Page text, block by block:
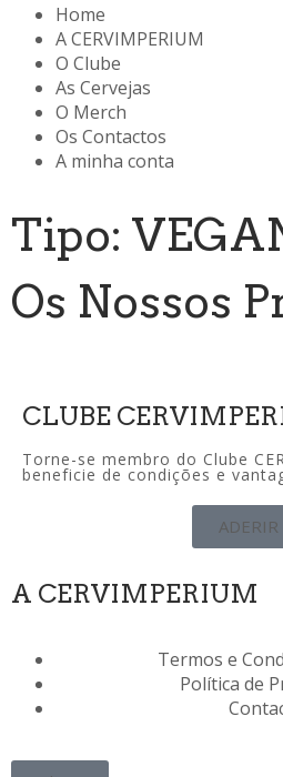
Home
A CERVIMPERIUM
O Clube
As Cervejas
O Merch
Os Contactos
A minha conta
Tipo:
Os Nossos
CLUBE
Torne-se membro do Clube
beneficie de condições e
ADERIR
A CERVIMPERIUM
Termos e
Política de